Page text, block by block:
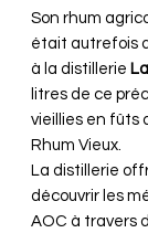
Son rhum
était autrefois
à la distillerie
litres de ce
vieillies en fûts
Rhum Vieux.
La distillerie
découvrir les
AOC à travers